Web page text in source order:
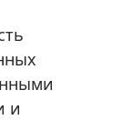
и